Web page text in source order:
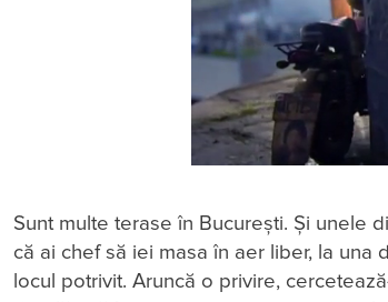
Sunt multe terase în București. Și unele
că ai chef să iei masa în aer liber, la una
locul potrivit. Aruncă o privire,